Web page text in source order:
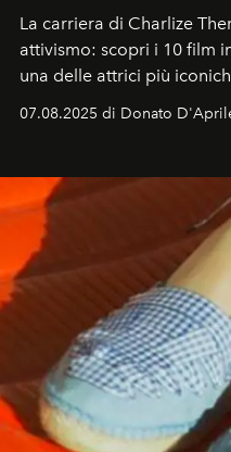
La carriera di Charlize
attivismo: scopri i 10 film
una delle attrici più
07.08.2025 di Donato